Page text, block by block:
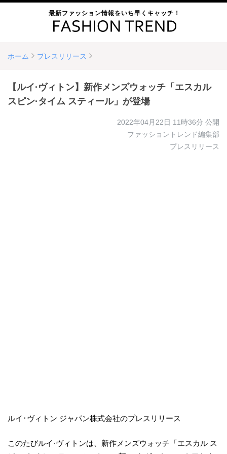
最新ファッション情報をいち早くキャッチ！
ホーム プレスリリース
【ルイ·ヴィトン】新作メンズウォッチ「エスカル
スピン·タイム スティール」が登場
2022年04月22日 11時36分 公開
ファッショントレンド編集部
プレスリリース
ルイ･ヴィトン ジャパン株式会社のプレスリリース
このたびルイ·ヴィトンは、新作メンズウォッチ「エスカル ス